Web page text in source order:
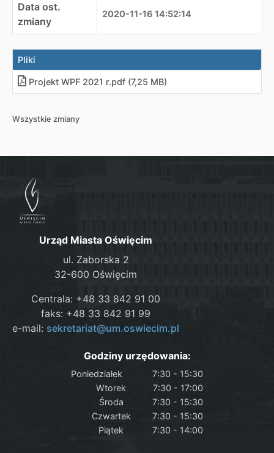
Data ost.
zmiany
2020-11-16 14:52:14
Pliki
Projekt WPF 2021 r.pdf (7,25 MB)
Wszystkie zmiany
Urząd Miasta Oświęcim
ul. Zaborska 2
32-600 Oświęcim
Centrala: +48 33 842 91 00
faks: +48 33 842 91 99
e-mail: sekretariat@um.oswiecim.pl
Godziny urzędowania:
Poniedziałek
7:30 - 15:30
Wtorek
7:30 - 17:00
Środa
7:30 - 15:30
Czwartek
7:30 - 15:30
Piątek
7:30 - 14:00